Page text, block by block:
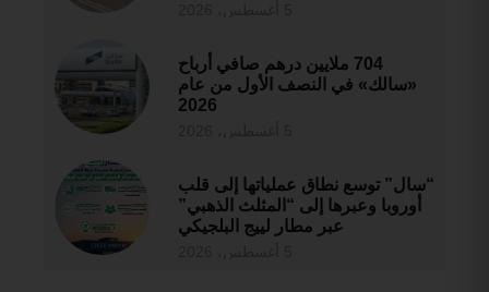
704 ملايين درهم صافي أرباح
«سالك» في النصف الأول من عام
2026
“سال” توسع نطاق عملياتها إلى قلب
أوروبا وعبرها إلى “المثلث الذهبي”
عبر مطار لييج البلجيكي